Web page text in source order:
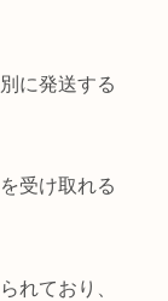
に発送する
受け取れる
れており、